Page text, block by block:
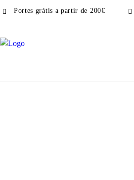
Portes grátis a partir de 200€